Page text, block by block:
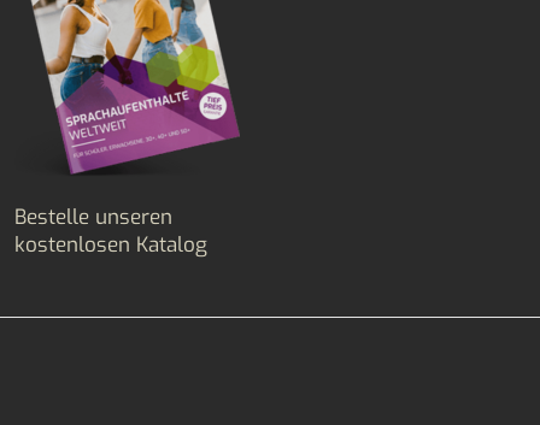
Bestelle unseren
kostenlosen Katalog